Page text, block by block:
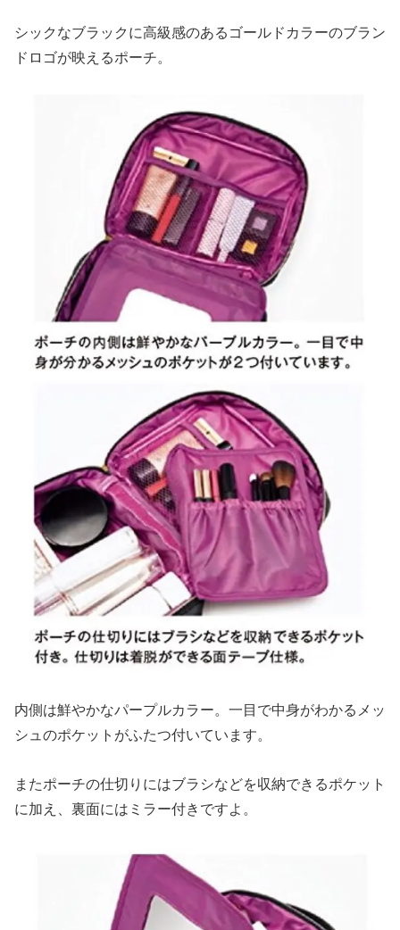
シックなブラックに高級感のあるゴールドカラーのブラン
ドロゴが映えるポーチ。
内側は鮮やかなパープルカラー。一目で中身がわかるメッ
シュのポケットがふたつ付いています。
またポーチの仕切りにはブラシなどを収納できるポケット
に加え、裏面にはミラー付きですよ。